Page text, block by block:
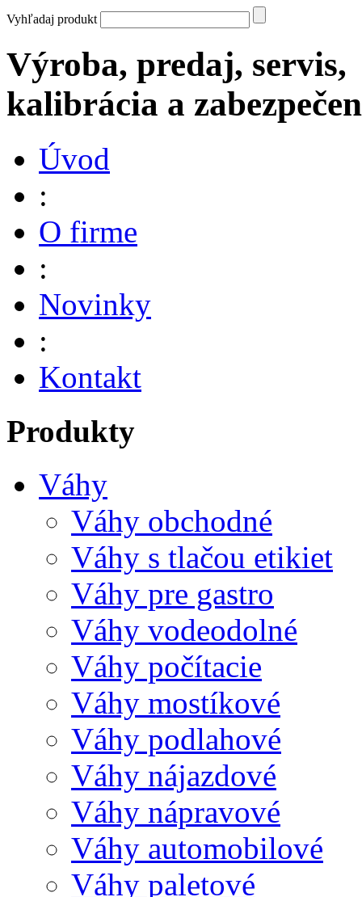
Vyhľadaj produkt
Výroba, predaj, servis,
kalibrácia a
Úvod
:
O firme
:
Novinky
:
Kontakt
Produkty
Váhy
Váhy obchodné
Váhy s tlačou etikiet
Váhy pre gastro
Váhy vodeodolné
Váhy počítacie
Váhy mostíkové
Váhy podlahové
Váhy nájazdové
Váhy nápravové
Váhy automobilové
Váhy paletové